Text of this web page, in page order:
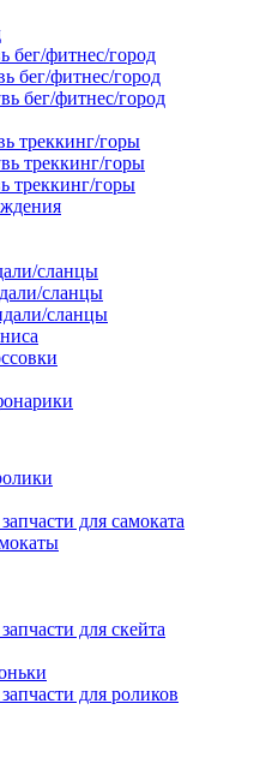
бег/фитнес/город
бег/фитнес/город
бег/фитнес/город
треккинг/горы
треккинг/горы
треккинг/горы
сланцы
сланцы
сланцы
для самоката
для скейта
для роликов